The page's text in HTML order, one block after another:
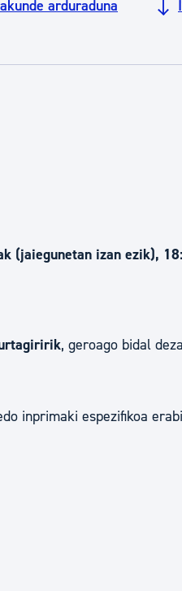
arduraduna
(jaiegunetan izan ezik),
, geroago bidal
inprimaki espezifikoa